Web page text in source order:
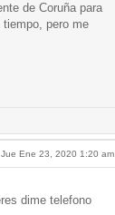
de Coruña para
pero me
Ene 23, 2020 1:20 am
dime telefono